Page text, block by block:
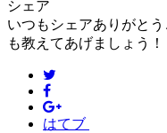
シェア
いつもシェアありがと
も教えてあげましょう！
はてブ